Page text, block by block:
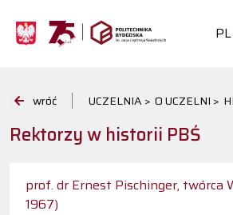
PL
wróć UCZELNIA > O UCZELNI >
Rektorzy w historii PBŚ
prof. dr Ernest Pischinger, twórca
1967)